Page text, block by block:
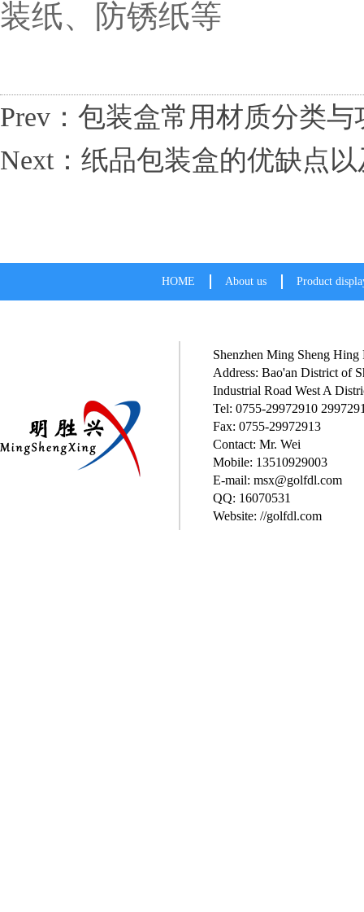
装纸、防锈纸等
Prev：包装盒常用材质分类与
Next：纸品包装盒的优缺点
HOME About us Product
Shenzhen Ming Sheng
Address: Bao'an District of
Industrial Road West A
Tel: 0755-29972910
Fax: 0755-29972913
Contact: Mr. Wei
Mobile: 13510929003
E-mail: msx@golfdl.com
QQ: 16070531
Website: //golfdl.com